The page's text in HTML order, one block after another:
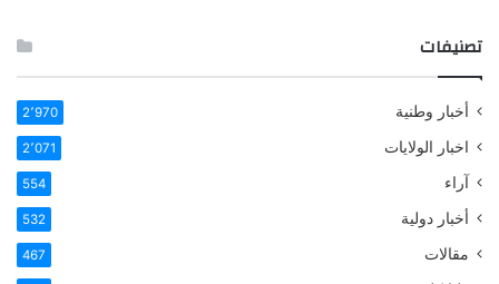
تصنيفات
أخبار وطنية 2٬970
اخبار الولايات 2٬071
آراء 554
أخبار دولية 532
مقالات 467